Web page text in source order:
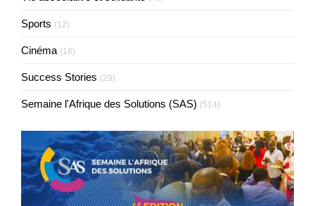
Sports (12)
Cinéma (18)
Success Stories (29)
Semaine l'Afrique des Solutions (SAS) (514)